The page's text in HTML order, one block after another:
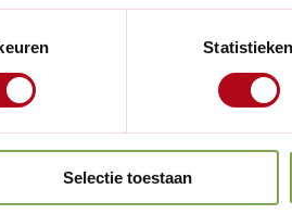
Statistieken
Selectie toestaan
Het
en
maken